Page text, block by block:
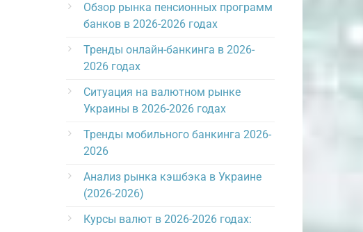
Обзор рынка пенсионных программ
банков в 2026-2026 годах
Тренды онлайн-банкинга в 2026-
2026 годах
Ситуация на валютном рынке
Украины в 2026-2026 годах
Тренды мобильного банкинга 2026-
2026
Анализ рынка кэшбэка в Украине
(2026-2026)
Курсы валют в 2026-2026 годах: